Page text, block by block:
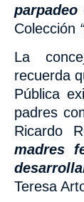
parpadeo
Colección
La
recuerda
Pública
padres
Ricardo
madres
Teresa